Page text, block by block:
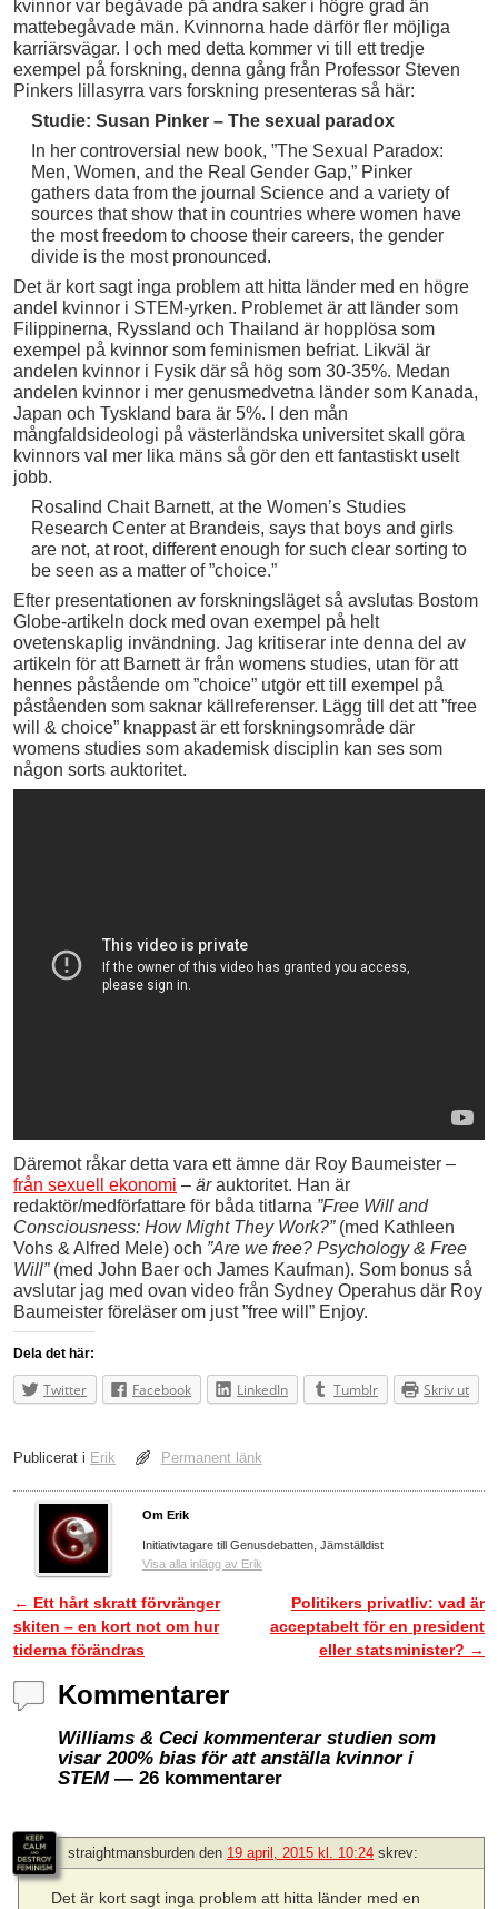
kvinnor var begåvade på andra saker i högre grad än
mattebegåvade män. Kvinnorna hade därför fler möjliga
karriärsvägar. I och med detta kommer vi till ett tredje
exempel på forskning, denna gång från Professor Steven
Pinkers lillasyrra vars forskning presenteras så här:
Studie: Susan Pinker – The sexual paradox
In her controversial new book, ”The Sexual Paradox:
Men, Women, and the Real Gender Gap,” Pinker
gathers data from the journal Science and a variety of
sources that show that in countries where women have
the most freedom to choose their careers, the gender
divide is the most pronounced.
Det är kort sagt inga problem att hitta länder med en högre
andel kvinnor i STEM-yrken. Problemet är att länder som
Filippinerna, Ryssland och Thailand är hopplösa som
exempel på kvinnor som feminismen befriat. Likväl är
andelen kvinnor i Fysik där så hög som 30-35%. Medan
andelen kvinnor i mer genusmedvetna länder som Kanada,
Japan och Tyskland bara är 5%. I den mån
mångfaldsideologi på västerländska universitet skall göra
kvinnors val mer lika mäns så gör den ett fantastiskt uselt
jobb.
Rosalind Chait Barnett, at the Women’s Studies
Research Center at Brandeis, says that boys and girls
are not, at root, different enough for such clear sorting to
be seen as a matter of ”choice.”
Efter presentationen av forskningsläget så avslutas Bostom
Globe-artikeln dock med ovan exempel på helt
ovetenskaplig invändning. Jag kritiserar inte denna del av
artikeln för att Barnett är från womens studies, utan för att
hennes påstående om ”choice” utgör ett till exempel på
påståenden som saknar källreferenser. Lägg till det att ”free
will & choice” knappast är ett forskningsområde där
womens studies som akademisk disciplin kan ses som
någon sorts auktoritet.
Däremot råkar detta vara ett ämne där Roy Baumeister –
från sexuell ekonomi – ärauktoritet. Han är
redaktör/medförfattare för båda titlarna ”Free Will and
Consciousness: How Might They Work?”(med Kathleen
Vohs & Alfred Mele) och ”Are we free? Psychology & Free
Will” (med John Baer och James Kaufman). Som bonus så
avslutar jag med ovan video från Sydney Operahus där Roy
Baumeister föreläser om just ”free will” Enjoy.
Dela det här:
Twitter Facebook LinkedIn Tumblr Skriv ut
Publicerat i Erik Permanent länk
Om Erik
Initiativtagare till Genusdebatten, Jämställdist
Visa alla inlägg av Erik
Inläggsnavigering
← Ett hårt skratt förvränger
skiten – en kort not om hur
tiderna förändras
Politikers privatliv: vad är
acceptabelt för en president
eller statsminister? →
Kommentarer
Williams & Ceci kommenterar studien som
visar 200% bias för att anställa kvinnor i
STEM— 26 kommentarer
straightmansburden den 19 april, 2015 kl. 10:24 skrev:
Det är kort sagt inga problem att hitta länder med en